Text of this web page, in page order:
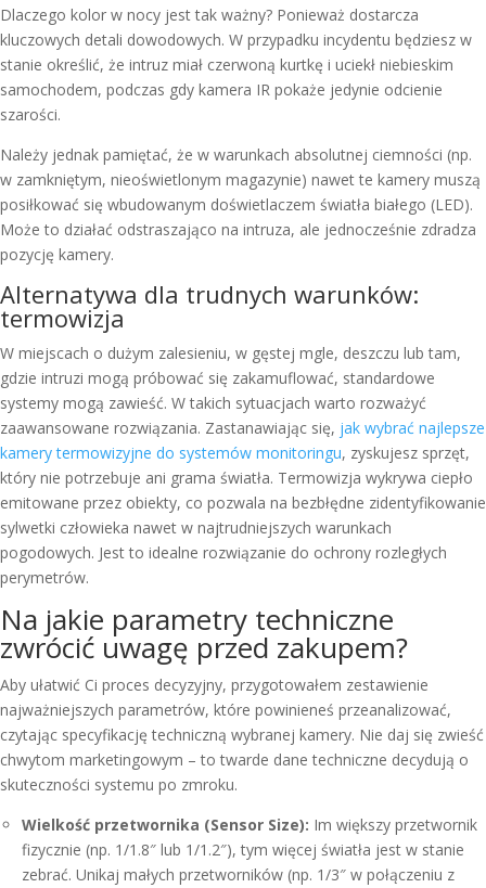
Dlaczego kolor w nocy jest tak ważny? Ponieważ dostarcza
kluczowych detali dowodowych. W przypadku incydentu będziesz w
stanie określić, że intruz miał czerwoną kurtkę i uciekł niebieskim
samochodem, podczas gdy kamera IR pokaże jedynie odcienie
szarości.
Należy jednak pamiętać, że w warunkach absolutnej ciemności (np.
w zamkniętym, nieoświetlonym magazynie) nawet te kamery muszą
posiłkować się wbudowanym doświetlaczem światła białego (LED).
Może to działać odstraszająco na intruza, ale jednocześnie zdradza
pozycję kamery.
Alternatywa dla trudnych warunków:
termowizja
W miejscach o dużym zalesieniu, w gęstej mgle, deszczu lub tam,
gdzie intruzi mogą próbować się zakamuflować, standardowe
systemy mogą zawieść. W takich sytuacjach warto rozważyć
zaawansowane rozwiązania. Zastanawiając się, jak wybrać najlepsze
kamery termowizyjne do systemów monitoringu, zyskujesz sprzęt,
który nie potrzebuje ani grama światła. Termowizja wykrywa ciepło
emitowane przez obiekty, co pozwala na bezbłędne zidentyfikowanie
sylwetki człowieka nawet w najtrudniejszych warunkach
pogodowych. Jest to idealne rozwiązanie do ochrony rozległych
perymetrów.
Na jakie parametry techniczne
zwrócić uwagę przed zakupem?
Aby ułatwić Ci proces decyzyjny, przygotowałem zestawienie
najważniejszych parametrów, które powinieneś przeanalizować,
czytając specyfikację techniczną wybranej kamery. Nie daj się zwieść
chwytom marketingowym – to twarde dane techniczne decydują o
skuteczności systemu po zmroku.
Wielkość przetwornika (Sensor Size): Im większy przetwornik
fizycznie (np. 1/1.8″ lub 1/1.2″), tym więcej światła jest w stanie
zebrać. Unikaj małych przetworników (np. 1/3″ w połączeniu z